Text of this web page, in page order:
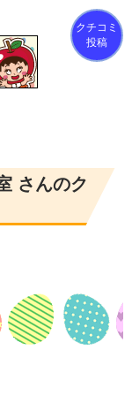
クチコミ
投稿
さんのク